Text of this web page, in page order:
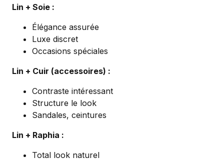
Lin + Soie :
Élégance assurée
Luxe discret
Occasions spéciales
Lin + Cuir (accessoires) :
Contraste intéressant
Structure le look
Sandales, ceintures
Lin + Raphia :
Total look naturel